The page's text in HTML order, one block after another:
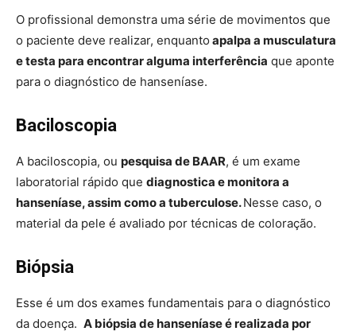
O profissional demonstra uma série de movimentos que
o paciente deve realizar, enquanto apalpa a musculatura
e testa para encontrar alguma interferência que aponte
para o diagnóstico de hanseníase.
Baciloscopia
A baciloscopia, ou pesquisa de BAAR, é um exame
laboratorial rápido que diagnostica e monitora a
hanseníase, assim como a tuberculose.Nesse caso, o
material da pele é avaliado por técnicas de coloração.
Biópsia
Esse é um dos exames fundamentais para o diagnóstico
da doença. A biópsia de hanseníase é realizada por